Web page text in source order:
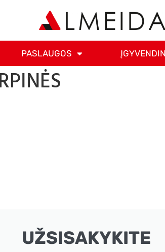
PASLAUGOS
UŽSISAKYKITE